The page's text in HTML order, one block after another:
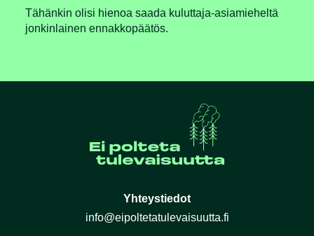
Tähänkin olisi hienoa saada kuluttaja-asiamieheltä
jonkinlainen ennakkopäätös.
Yhteystiedot
info@eipoltetatulevaisuutta.fi